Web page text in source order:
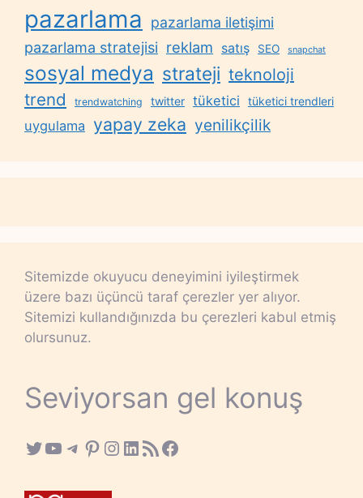
pazarlama
pazarlama iletişimi
pazarlama stratejisi reklam satış SEO snapchat
sosyal medya strateji teknoloji
trend trendwatching twitter tüketici tüketici trendleri
uygulama yapay zeka yenilikçilik
Sitemizde okuyucu deneyimini iyileştirmek
üzere bazı üçüncü taraf çerezler yer alıyor.
Sitemizi kullandığınızda bu çerezleri kabul etmiş
olursunuz.
Seviyorsan gel konuş
Twitter
YouTube
Telegram
Pinterest
Instagram
LinkedIn
RSS FeedFacebook